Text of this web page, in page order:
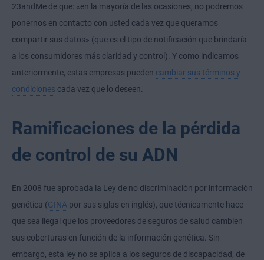
23andMe de que: «en la mayoría de las ocasiones, no podremos
ponernos en contacto con usted cada vez que queramos
compartir sus datos» (que es el tipo de notificación que brindaría
a los consumidores más claridad y control). Y como indicamos
anteriormente, estas empresas pueden cambiar sus términos y
condiciones cada vez que lo deseen.
Ramificaciones de la pérdida
de control de su ADN
En 2008 fue aprobada la Ley de no discriminación por información
genética (GINA por sus siglas en inglés), que técnicamente hace
que sea ilegal que los proveedores de seguros de salud cambien
sus coberturas en función de la información genética. Sin
embargo, esta ley no se aplica a los seguros de discapacidad, de